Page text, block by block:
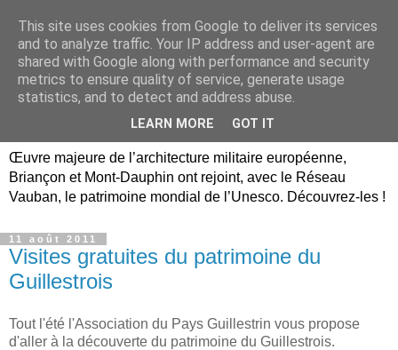
Briançon, Mont-Dauphin,
Vauban Unesco Hautes-
Œuvre majeure de l’architecture militaire européenne,
Briançon et Mont-Dauphin ont rejoint, avec le Réseau
Vauban, le patrimoine mondial de l’Unesco. Découvrez-les !
11 août 2011
Visites gratuites du patrimoine du
Guillestrois
Tout l'été l'Association du Pays Guillestrin vous propose
d'aller à la découverte du patrimoine du Guillestrois.
This site uses cookies from Google to deliver its services
and to analyze traffic. Your IP address and user-agent are
shared with Google along with performance and security
metrics to ensure quality of service, generate usage
statistics, and to detect and address abuse.
LEARN MORE GOT IT